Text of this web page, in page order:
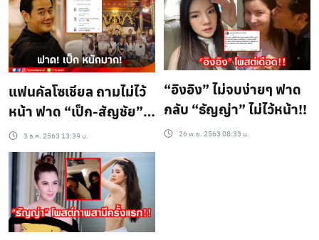
แฟนคัลโซเชียล ถามไม่ไว้
หน้า ฟาด “เป็ก-สัญชัย”
หนักมาก!!
3 ธ.ค. 2563 13:39 น.
“อิงอิง” ไม่จบง่ายๆ ฟาด
กลับ “ธัญญ่า” ไม่ไว้หน้า!!
26 พ.ย. 2563 08:33 น.